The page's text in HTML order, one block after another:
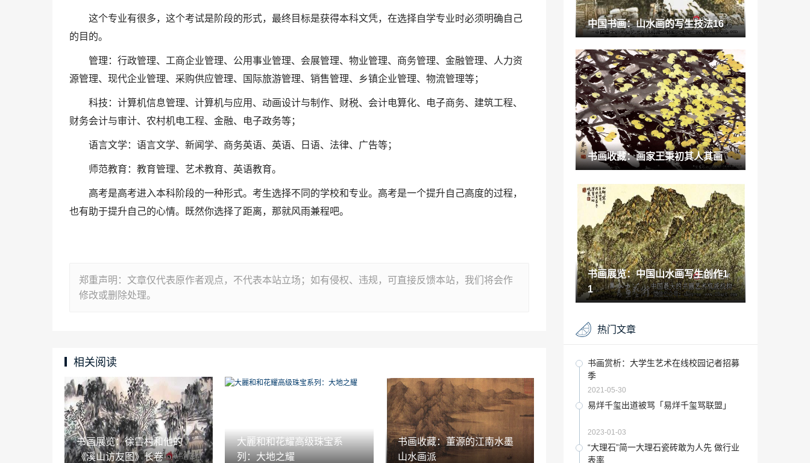
这个专业有很多，这个考试是阶段的形式，最终目标是获得本科文凭，在选择自学专业时必须明确自己
的目的。
管理：行政管理、工商企业管理、公用事业管理、会展管理、物业管理、商务管理、金融管理、人力资
源管理、现代企业管理、采购供应管理、国际旅游管理、销售管理、乡镇企业管理、物流管理等；
科技：计算机信息管理、计算机与应用、动画设计与制作、财税、会计电算化、电子商务、建筑工程、
财务会计与审计、农村机电工程、金融、电子政务等；
语言文学：语言文学、新闻学、商务英语、英语、日语、法律、广告等；
师范教育：教育管理、艺术教育、英语教育。
高考是高考进入本科阶段的一种形式。考生选择不同的学校和专业。高考是一个提升自己高度的过程，
也有助于提升自己的心情。既然你选择了距离，那就风雨兼程吧。
郑重声明：文章仅代表原作者观点，不代表本站立场；如有侵权、违规，可直接反馈本站，我们将会作
修改或删除处理。
相关阅读
书画展览：徐雪村和他的
《溪山访友图》长卷
大麗和和花耀高级珠宝系
列：大地之耀
书画收藏：董源的江南水墨
山水画派
2022-12-24
纸吸管可以喝热饮吗「关于吃鸡的冷知
识」
2022-12-31
软装灯光设计「软装设计师需要学多久」
2022-12-24
手机贴膜 是好的创业项目吗 「做手机贴膜
生意好做吗」
2023-01-09
外师造化中得心源张璪「外师造化,中得心
源出自哪本书」
“蒙娜丽莎”蒙娜丽莎瓷砖“质惠”315大牌暖
春马利全开
2022-11-02
北方写生创作基地「深圳烽火乡村部落」
2022-12-10
书画收藏：潘师升《墨竹册》
2021-10-15
现代美学的经典与时尚！
幼小衔接小学一年级如何适应「幼小衔接
孩子需要做什么」
2023-01-22
艺考生文化课考了245能上什么大学「艺
2022-12-04
温榆河新开楼盘「温榆河湿地公园规划
图」
中国书画：山水画的写生技法16
书画收藏：画家王秉初其人其画
书画展览：中国山水画写生创作1
1
热门文章
书画赏析：大学生艺术在线校园记者招募
季
2021-05-30
易烊千玺出道被骂「易烊千玺骂联盟」
2023-01-03
“大理石”简一大理石瓷砖敢为人先 做行业
表率